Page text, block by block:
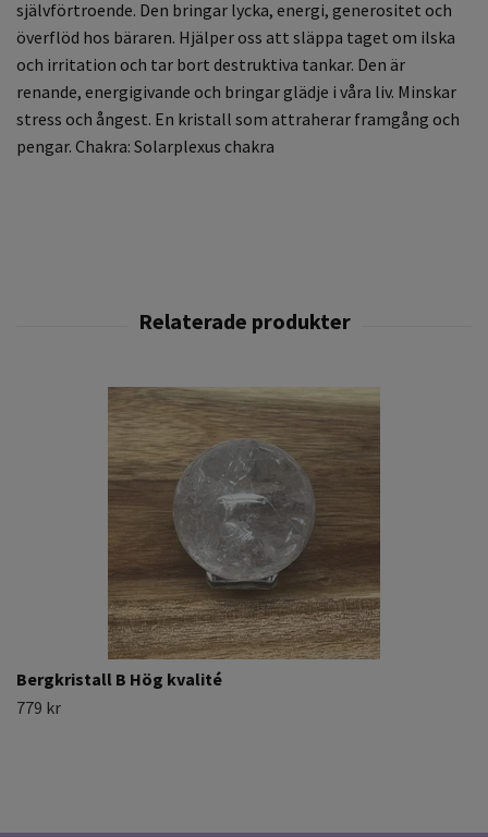
självförtroende. Den bringar lycka, energi, generositet och
överflöd hos bäraren. Hjälper oss att släppa taget om ilska
och irritation och tar bort destruktiva tankar. Den är
renande, energigivande och bringar glädje i våra liv. Minskar
stress och ångest. En kristall som attraherar framgång och
pengar. Chakra: Solarplexus chakra
Bergkristall B Hög kvalité
779 kr